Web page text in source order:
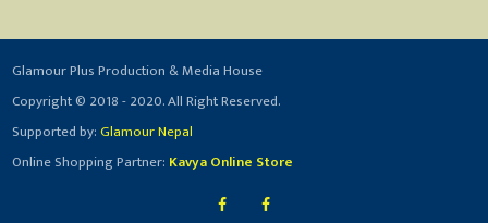
Glamour Plus Production & Media House
Copyright © 2018 - 2020. All Right Reserved.
Supported by:Glamour Nepal
Online Shopping Partner: Kavya Online Store